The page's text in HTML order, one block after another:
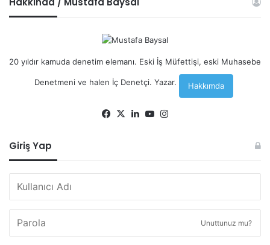
20 yıldır kamuda denetim elemanı. Eski İş Müfettişi, eski Muhasebe
Denetmeni ve halen İç Denetçi. Yazar. Hakkımda
Facebook
X LinkedInYouTube
Giriş Yap
Unuttunuz mu?